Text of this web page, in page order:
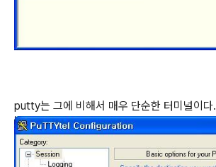
putty는 그에 비해서 매우 단순한 터미널이다.